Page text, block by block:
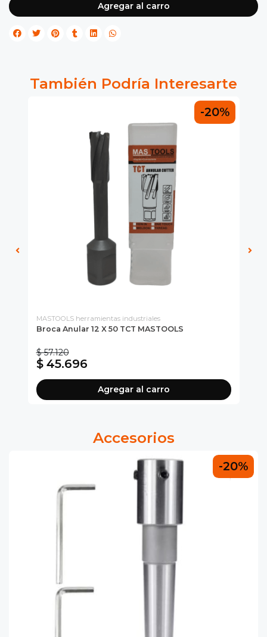
Agregar al carro
También Podría Interesarte
-20%
MASTOOLS herramientas industriales
Broca Anular 12 X 50 TCT MASTOOLS
$ 57.120
$ 45.696
Agregar al carro
Accesorios
-20%